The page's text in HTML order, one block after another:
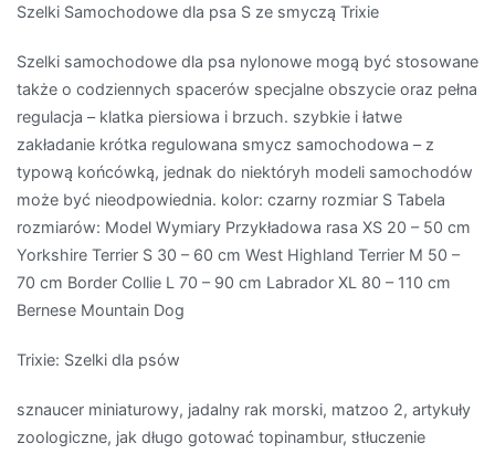
Szelki Samochodowe dla psa S ze smyczą Trixie
Szelki samochodowe dla psa nylonowe mogą być stosowane
także o codziennych spacerów specjalne obszycie oraz pełna
regulacja – klatka piersiowa i brzuch. szybkie i łatwe
zakładanie krótka regulowana smycz samochodowa – z
typową końcówką, jednak do niektóryh modeli samochodów
może być nieodpowiednia. kolor: czarny rozmiar S Tabela
rozmiarów: Model Wymiary Przykładowa rasa XS 20 – 50 cm
Yorkshire Terrier S 30 – 60 cm West Highland Terrier M 50 –
70 cm Border Collie L 70 – 90 cm Labrador XL 80 – 110 cm
Bernese Mountain Dog
Trixie: Szelki dla psów
sznaucer miniaturowy, jadalny rak morski, matzoo 2, artykuły
zoologiczne, jak długo gotować topinambur, stłuczenie